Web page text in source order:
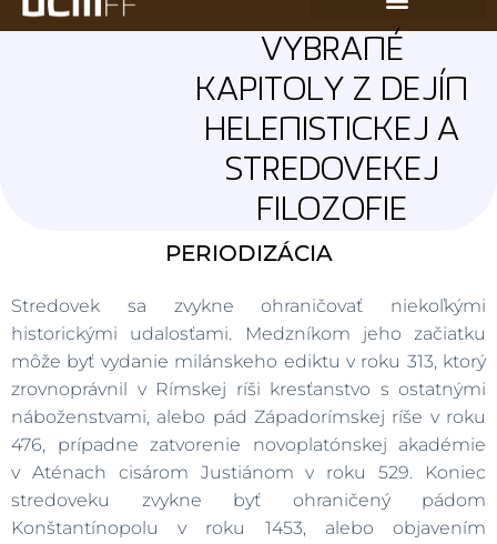
VYBRANÉ
KAPITOLY Z DEJÍN
HELENISTICKEJ A
STREDOVEKEJ
FILOZOFIE
PERIODIZÁCIA
Stredovek sa zvykne ohraničovať niekoľkými
historickými udalosťami. Medzníkom jeho začiatku
môže byť vydanie milánskeho ediktu v roku 313, ktorý
zrovnoprávnil v Rímskej ríši kresťanstvo s ostatnými
náboženstvami, alebo pád Západorímskej ríše v roku
476, prípadne zatvorenie novoplatónskej akadémie
v Aténach cisárom Justiánom v roku 529. Koniec
stredoveku zvykne byť ohraničený pádom
Konštantínopolu v roku 1453, alebo objavením